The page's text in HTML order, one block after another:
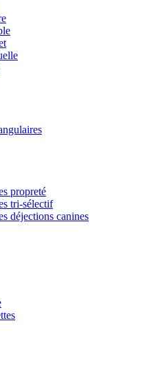
propreté
tri-sélectif
déjections canines